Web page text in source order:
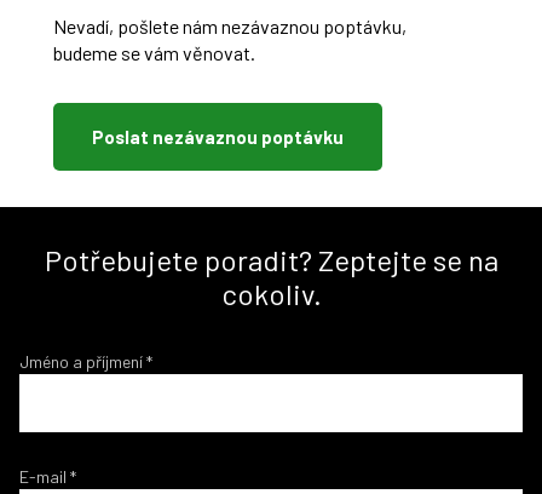
Nevadí, pošlete nám nezávaznou poptávku,
budeme se vám věnovat.
Poslat nezávaznou poptávku
Potřebujete poradit? Zeptejte se na
cokoliv.
Jméno a příjmení*
E-mail *